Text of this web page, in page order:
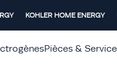
KOHLER HOME ENERGY
Pièces & Service